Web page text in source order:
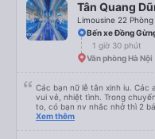
Tân Quang
Limousine 22
Bến xe Đồng
1 giờ 30 phút
Văn phòng Hà Nội
Các bạn nữ lễ tân xinh iu. Các
vui vẻ, nhiệt tình. Trong chuyến đi của mình có 2 gia đình bác lớn tuổi nc khá
to, có bạn nv nhắc nhở thì 2
xấu thì mình ngược lại nha.
Xem thêm